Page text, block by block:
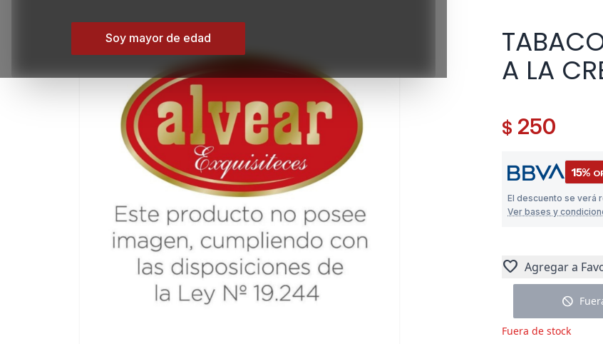
Soy mayor de edad
A LA
$ 250
15%
El descuento se verá
Ver bases y
favorite Agregar a
block
Fuera de stock